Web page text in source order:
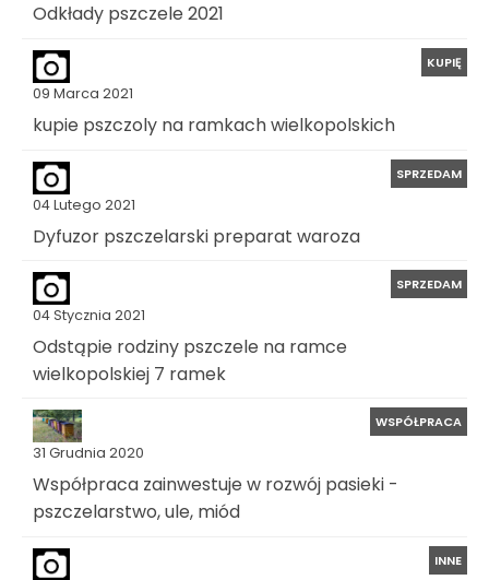
Odkłady pszczele 2021
09 Marca 2021
KUPIĘ
kupie pszczoly na ramkach wielkopolskich
04 Lutego 2021
SPRZEDAM
Dyfuzor pszczelarski preparat waroza
04 Stycznia 2021
SPRZEDAM
Odstąpie rodziny pszczele na ramce
wielkopolskiej 7 ramek
31 Grudnia 2020
WSPÓŁPRACA
Współpraca zainwestuje w rozwój pasieki -
pszczelarstwo, ule, miód
INNE